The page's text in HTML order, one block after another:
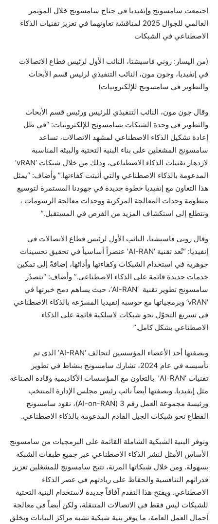
اجتمعت سامسونج وإنفيديا في جناح سامسونج خلال المؤتمر
العالمي للجوال 2025 لمناقشة تعاونهما في تعزيز تقنيات الذكاء
الاصطناعي في الشبكات
(من اليسار: روني فاسيشتا، النائب الأول لرئيس قطاع الاتصالات
في إنفيديا، وجون مون، النائب التنفيذي لرئيس قسم الأبحاث
والتطوير في سامسونج للإلكترونيات)
وقال جون مون، النائب التنفيذي للرئيس ورئيس قسم الأبحاث
والتطوير في وحدة الشبكات بسامسونج للإلكترونيات: “في ظل
إعادة تشكيل الذكاء الاصطناعي لمشهد الاتصالات، تساعد
سامسونج المشغلين على بناء البنية التحتية والبيئة المناسبة
لازدهار تقنيات الذكاء الاصطناعي، وذلك من خلال شبكات ‘vRAN’
المدعومة بالذكاء الاصطناعي والتي أثبتت كفاءتها.” وأضاف: “يمثل
هذا التعاون مع إنفيديا خطوة جديدة في جهودنا المستمرة لتوسيع
منظومة وحدات المعالجة المركزية ووحدات معالجة الرسومات ،
ونتطلع إلى استكشاف المزيد من الفرص في المستقبل.”
وقال روني فاسيشتا، النائب الأول لرئيس قطاع الاتصالات في
إنفيديا: “تُعد تقنية ‘AI-RAN’ عنصراً أساسياً في تحقيق تحسينات
جوهرية في استخدام الشبكات وكفاءتها وأدائها، إضافةً إلى تمكين
خدمات جديدة قائمة على الذكاء الاصطناعي.” وأضاف: “تتصدّر
سامسونج تطوير تقنية ‘AI-RAN’، حيث يساهم دمج خبرتها في
‘vRAN’ وبرمجياتها مع حوسبة إنفيديا المسرّعة بالذكاء الاصطناعي
في تسريع التحوّل نحو شبكات لاسلكية قائمة على الذكاء
الاصطناعي بشكل كامل.”
وبصفتها أحد الأعضاء المؤسسين لتحالف ‘AI-RAN’ الذي تم
تأسيسه في عام 2024، تشارك سامسونج بنشاط في تطوير
تقنيات ‘AI-RAN’ بالتعاون مع المؤسسات الأكاديمية وقادة الصناعة
مثل إنفيديا. وبصفتها أيضاً نائب رئيس مجلس الإدارة المنتخب
ورئيسة مجموعة العمل رقم 3 (AI-on-RAN)، تقود سامسونج
القطاع نحو شبكات الجيل القادم المدعومة بالذكاء الاصطناعي.
وتوفر البنية الشبكية الشاملة القائمة على البرمجيات من سامسونج
الأساس الأمثل لنشر الذكاء الاصطناعي عبر جميع طبقات الشبكة
بسهولة. ومن خلال شبكاتها المرنة، تتيح سامسونج للمشغلين تعزيز
قدراتهم التنافسية والحفاظ على ريادتهم في عصر الذكاء
الاصطناعي. ويفتح هذا التقدم آفاقاً جديدة لاستخدام البنية التحتية
للشبكات ليس فقط في الاتصالات المتنقلة، ولكن أيضاً في معالجة
أحمال العمل العامة، ما يوفر بنية شبكية تشبه مراكز البيانات ويخلق